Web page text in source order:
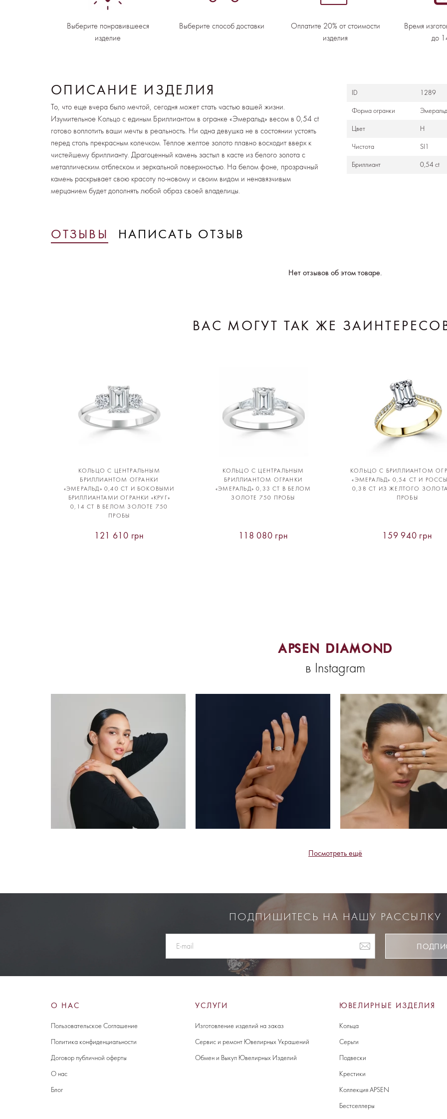
Выберите понравившееся
изделие
Выберите способ доставки
Оплатите 20% от стоимости
изделия
Время
до
ОПИСАНИЕ ИЗДЕЛИЯ
То, что еще вчера было мечтой, сегодня может стать частью вашей жизни.
Изумительное Кольцо с единым Бриллиантом в огранке «Эмеральд» весом в 0,54 ct
готово воплотить ваши мечты в реальность. Ни одна девушка не в состоянии устоять
перед столь прекрасным колечком. Тёплое желтое золото плавно восходит вверх к
чистейшему бриллианту. Драгоценный камень застыл в касте из белого золота с
металлическим отблеском и зеркальной поверхностью. На белом фоне, прозрачный
камень раскрывает свою красоту по-новому и своим видом и ненавязчивым
мерцанием будет дополнять любой образ своей владелицы.
ID 1289
Формa огранки Эмеральд
Цвет H
Чистота SI1
Бриллиант 0,54 ct
ОТЗЫВЫ НАПИСАТЬ ОТЗЫВ
Нет отзывов об этом товаре.
ВАС МОГУТ ТАК ЖЕ
КОЛЬЦО С ЦЕНТРАЛЬНЫМ
БРИЛЛИАНТОМ ОГРАНКИ
«ЭМЕРАЛЬД» 0,40 CT И БОКОВЫМИ
БРИЛЛИАНТАМИ ОГРАНКИ «КРУГ»
0,14 CT В БЕЛОМ ЗОЛОТЕ 750
ПРОБЫ
121 610 грн
КОЛЬЦО С ЦЕНТРАЛЬНЫМ
БРИЛЛИАНТОМ ОГРАНКИ
«ЭМЕРАЛЬД» 0,33 CT В БЕЛОМ
ЗОЛОТЕ 750 ПРОБЫ
118 080 грн
КОЛЬЦО С БРИЛЛИАНТОМ
«ЭМЕРАЛЬД» 0,54 CT И
0,38 CT ИЗ ЖЕЛТОГО
ПРОБЫ
159 940 грн
APSEN DIAMOND
в Instagram
Посмотреть ещё
ПОДПИШИТЕСЬ НА НАШУ РАССЫЛКУ
О НАС
Пользовательское Соглашение
Политика конфиденциальности
Договор публичной оферты
О нас
Блог
УСЛУГИ
Изготовление изделий на заказ
Сервис и ремонт Ювелирных Украшений
Обмен и Выкуп Ювелирных Изделий
ЮВЕЛИРНЫЕ ИЗДЕЛИЯ
Кольца
Серьги
Подвески
Крестики
Коллекция APSEN
Бестселлеры